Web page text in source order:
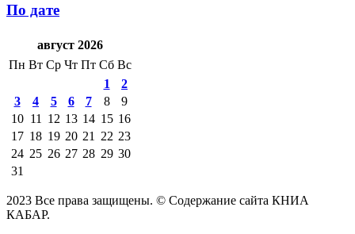
По дате
август 2026
Пн Вт Ср Чт Пт Сб Вс
1
2
3
4 5 6 7 8
9
10 11 12 13 14 15 16
17 18 19 20 21 22 23
24 25 26 27 28 29 30
31
2023 Все права защищены. © Содержание сайта КНИА
КАБАР.